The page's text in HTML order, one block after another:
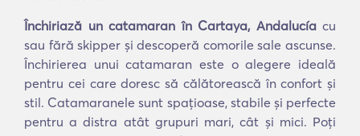
Închiriază un catamaran în Cartaya, Andalucíacu
sau fără skipper și descoperă comorile sale ascunse.
Închirierea unui catamaran este o alegere ideală
pentru cei care doresc să călătorească în confort și
stil. Catamaranele sunt spațioase, stabile și perfecte
pentru a distra atât grupuri mari, cât și mici. Poți